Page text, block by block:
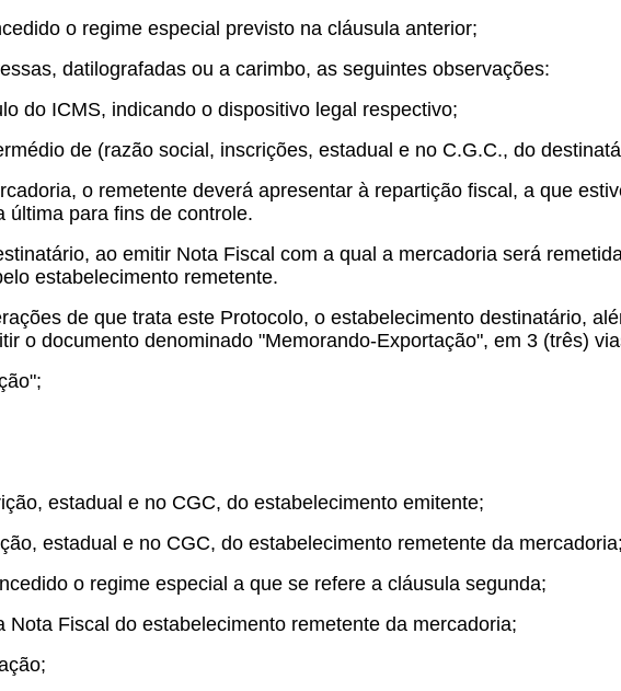
o regime especial previsto na cláusula anterior;
datilografadas ou a carimbo, as seguintes observações:
do ICMS, indicando o dispositivo legal respectivo;
de (razão social, inscrições, estadual e no C.G.C., do
o remetente deverá apresentar à repartição fiscal, a que
última para fins de controle.
ao emitir Nota Fiscal com a qual a mercadoria será
estabelecimento remetente.
de que trata este Protocolo, o estabelecimento destinatário,
o documento denominado "Memorando-Exportação", em 3 (três)
estadual e no CGC, do estabelecimento emitente;
estadual e no CGC, do estabelecimento remetente da mercadoria;
o regime especial a que se refere a cláusula segunda;
Fiscal do estabelecimento remetente da mercadoria;